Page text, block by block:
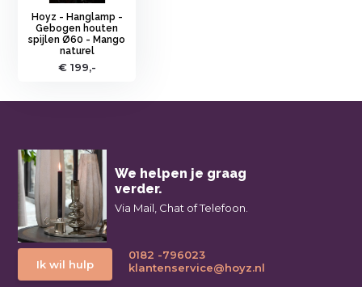
Hoyz - Hanglamp -
Gebogen houten
spijlen Ø60 - Mango
naturel
€ 199,-
We helpen je graag
verder.
Via Mail, Chat of Telefoon.
Ik wil hulp
0182 -796023
klantenservice@hoyz.nl